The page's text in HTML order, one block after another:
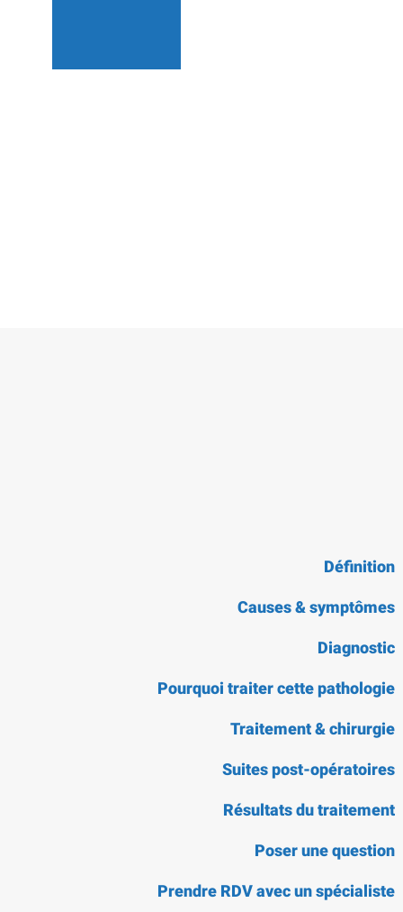
Définition
Causes & symptômes
Diagnostic
Pourquoi traiter cette pathologie
Traitement & chirurgie
Suites post-opératoires
Résultats du traitement
Poser une question
Prendre RDV avec un spécialiste